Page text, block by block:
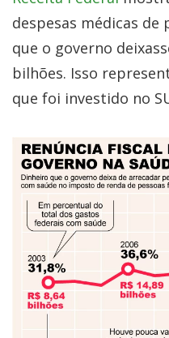
despesas médicas de
que o governo
bilhões. Isso
que foi investido no